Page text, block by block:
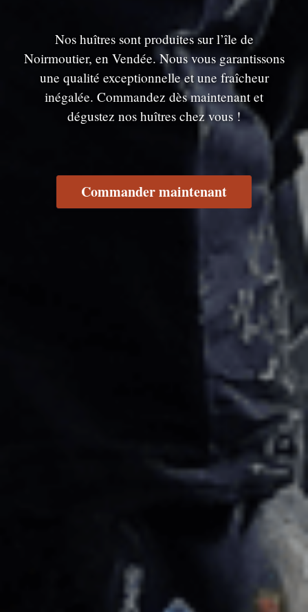
Nos huîtres sont produites sur l’île de
Noirmoutier, en Vendée. Nous vous garantissons
une qualité exceptionnelle et une fraîcheur
inégalée. Commandez dès maintenant et
dégustez nos huîtres chez vous !
Commander maintenant